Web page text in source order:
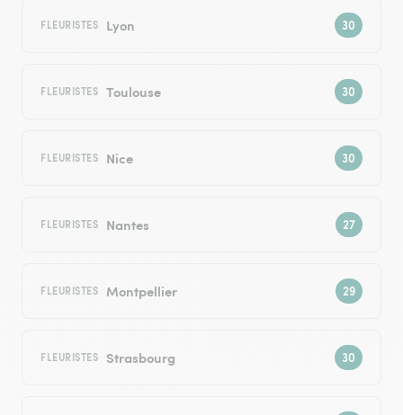
FLEURISTES Lyon
FLEURISTES Toulouse
FLEURISTES Nice
FLEURISTES Nantes
FLEURISTES Montpellier
FLEURISTES Strasbourg